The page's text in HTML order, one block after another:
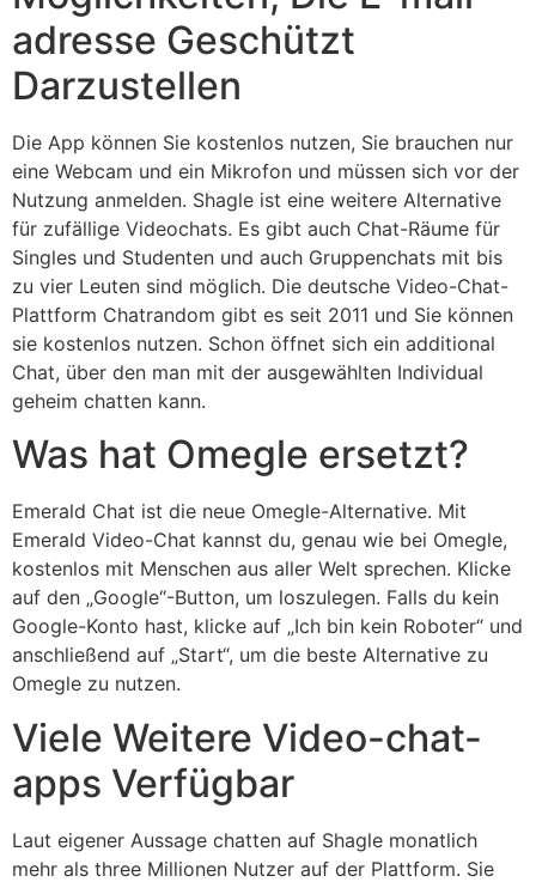
adresse Geschützt
Darzustellen
Die App können Sie kostenlos nutzen, Sie brauchen nur
eine Webcam und ein Mikrofon und müssen sich vor der
Nutzung anmelden. Shagle ist eine weitere Alternative
für zufällige Videochats. Es gibt auch Chat-Räume für
Singles und Studenten und auch Gruppenchats mit bis
zu vier Leuten sind möglich. Die deutsche Video-Chat-
Plattform Chatrandom gibt es seit 2011 und Sie können
sie kostenlos nutzen. Schon öffnet sich ein additional
Chat, über den man mit der ausgewählten Individual
geheim chatten kann.
Was hat Omegle ersetzt?
Emerald Chat ist die neue Omegle-Alternative. Mit
Emerald Video-Chat kannst du, genau wie bei Omegle,
kostenlos mit Menschen aus aller Welt sprechen. Klicke
auf den „Google“-Button, um loszulegen. Falls du kein
Google-Konto hast, klicke auf „Ich bin kein Roboter“ und
anschließend auf „Start“, um die beste Alternative zu
Omegle zu nutzen.
Viele Weitere Video-chat-
apps Verfügbar
Laut eigener Aussage chatten auf Shagle monatlich
mehr als three Millionen Nutzer auf der Plattform. Sie